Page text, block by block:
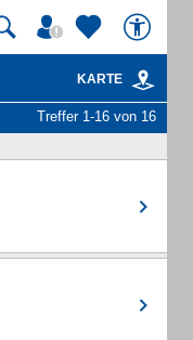
KARTE
Treffer 1-16 von 16